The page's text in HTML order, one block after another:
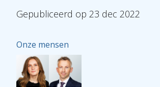
Gepubliceerd op 23 dec 2022
Onze mensen